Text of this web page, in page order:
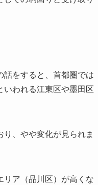
話をすると、首都圏では
いわれる江東区や墨田区
、やや変化が見られま
リア（品川区）が高くな